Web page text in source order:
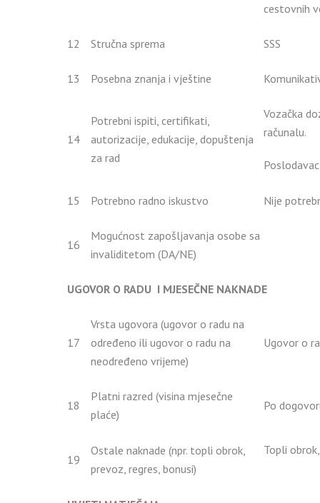
cestovnih
12 Stručna sprema SSS
13 Posebna znanja i vještine
14
Potrebni ispiti, certifikati,
autorizacije, edukacije, dopuštenja
za rad
Vozačka
računalu.
15 Potrebno radno iskustvo Nije
16
Mogućnost zapošljavanja osobe sa
invaliditetom (DA/NE)
UGOVOR O RADU I MJESEČNE NAKNADE
17
Vrsta ugovora (ugovor o radu na
određeno ili ugovor o radu na
neodređeno vrijeme)
Ugovor o
18
Platni razred (visina mjesečne
plaće)
Po
19
Ostale naknade (npr. topli obrok,
prevoz, regres, bonusi)
Topli